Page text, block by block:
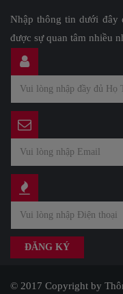
Nhập thông tin dưới đây
được sự quan tâm nhiều
© 2017 Copyright by